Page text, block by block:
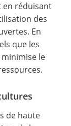
en réduisant
des
En
que les
le
de haute